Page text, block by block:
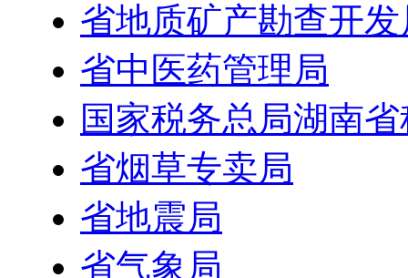
省地质矿产勘查开发
省中医药管理局
国家税务总局湖南
省烟草专卖局
省地震局
省气象局